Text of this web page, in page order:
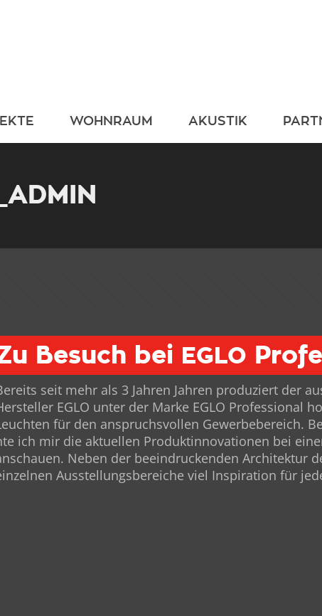
WOHNRAUM AKUSTIK
Besuch bei EGLO
seit mehr als 3 Jahren Jahren pro­duziert der
EGLO unter der Marke EGLO Pro­fes­sion­al
für den anspruchsvollen Gewerbebereich.
ich mir die aktuellen Pro­duk­tin­no­va­tio­nen bei
Neben der beein­druck­enden Architek­tur
Ausstel­lungs­bere­iche viel Inspi­ra­tion für